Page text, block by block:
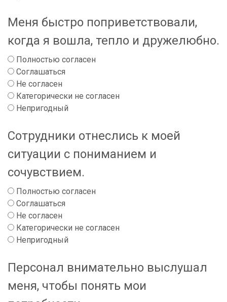
Меня быстро поприветствовали,
когда я вошла, тепло и дружелюбно.
Полностью согласен
Соглашаться
Не согласен
Категорически не согласен
Непригодный
Сотрудники отнеслись к моей
ситуации с пониманием и
сочувствием.
Полностью согласен
Соглашаться
Не согласен
Категорически не согласен
Непригодный
Персонал внимательно выслушал
меня, чтобы понять мои